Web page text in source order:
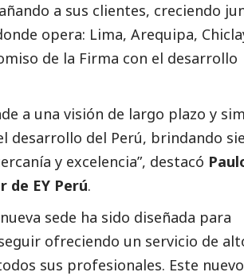
a sus clientes, creciendo
opera: Lima, Arequipa,
de la Firma con el desarrollo
a una visión de largo plazo y
desarrollo del Perú, brindando
y excelencia”, destacó
de EY Perú.
sede ha sido diseñada para
ofreciendo un servicio de
sus profesionales. Este nuevo